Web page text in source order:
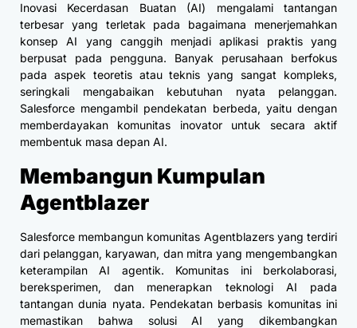
Inovasi Kecerdasan Buatan (AI) mengalami tantangan
terbesar yang terletak pada bagaimana menerjemahkan
konsep AI yang canggih menjadi aplikasi praktis yang
berpusat pada pengguna. Banyak perusahaan berfokus
pada aspek teoretis atau teknis yang sangat kompleks,
seringkali mengabaikan kebutuhan nyata pelanggan.
Salesforce mengambil pendekatan berbeda, yaitu dengan
memberdayakan komunitas inovator untuk secara aktif
membentuk masa depan AI.
Membangun Kumpulan
Agentblazer
Salesforce membangun komunitas Agentblazers yang terdiri
dari pelanggan, karyawan, dan mitra yang mengembangkan
keterampilan AI agentik. Komunitas ini berkolaborasi,
bereksperimen, dan menerapkan teknologi AI pada
tantangan dunia nyata. Pendekatan berbasis komunitas ini
memastikan bahwa solusi AI yang dikembangkan